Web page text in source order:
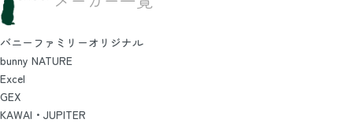
バニーファミリーオリジナル
bunny NATURE
Excel
GEX
KAWAI・JUPITER